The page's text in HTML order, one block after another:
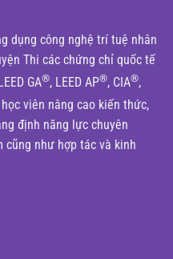
dụng công nghệ trí tuệ nhân
Thi các chứng chỉ quốc tế
GA®, LEED AP®, CIA®,
học viên nâng cao kiến thức,
định năng lực chuyên
cũng như hợp tác và kinh